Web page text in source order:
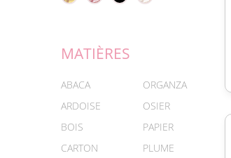
MATIÈRES
ABACA
ARDOISE
BOIS
CARTON
ORGANZA
OSIER
PAPIER
PLUME